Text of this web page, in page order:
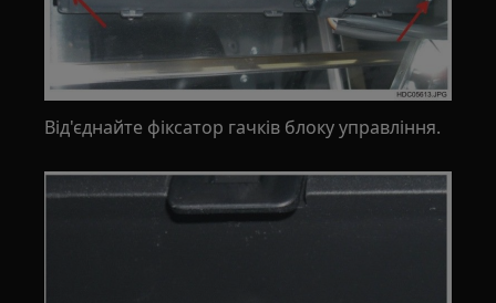
Від'єднайте фіксатор гачків блоку управління.